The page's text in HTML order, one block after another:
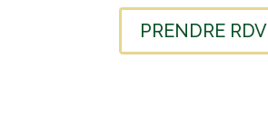
PRENDRE RDV